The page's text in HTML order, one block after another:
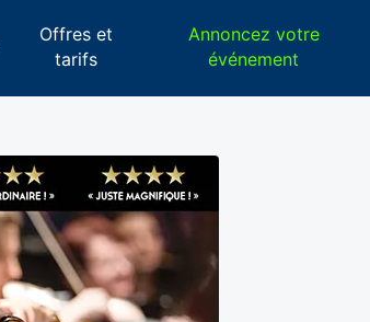
Offres et
tarifs
Annoncez votre
événement